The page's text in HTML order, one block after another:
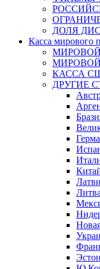
ДОЛЯ
Касса мирового
КАССА
ДРУГИЕ
Литва